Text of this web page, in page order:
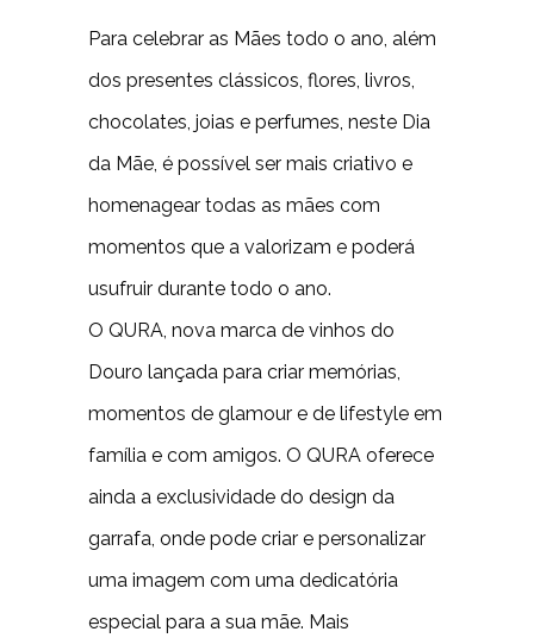
Para celebrar as Mães todo o ano, além
dos presentes clássicos, flores, livros,
chocolates, joias e perfumes, neste Dia
da Mãe, é possível ser mais criativo e
homenagear todas as mães com
momentos que a valorizam e poderá
usufruir durante todo o ano.
O QURA, nova marca de vinhos do
Douro lançada para criar memórias,
momentos de glamour e de lifestyle em
família e com amigos. O QURA oferece
ainda a exclusividade do design da
garrafa, onde pode criar e personalizar
uma imagem com uma dedicatória
especial para a sua mãe. Mais